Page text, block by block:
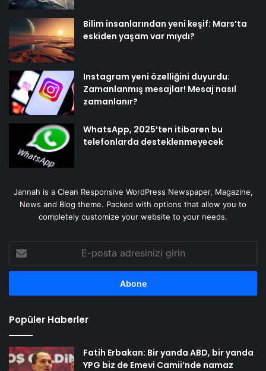
Bilim insanlarından yeni keşif: Mars’ta
eskiden yaşam var mıydı?
Instagram yeni özelliğini duyurdu:
Zamanlanmış mesajlar! Mesaj nasıl
zamanlanır?
WhatsApp, 2025’ten itibaren bu
telefonlarda desteklenmeyecek
Jannah is a Clean Responsive WordPress Newspaper, Magazine,
News and Blog theme. Packed with options that allow you to
completely customize your website to your needs.
posta
adresinizi
Popüler Haberler
Fatih Erbakan: Bir yanda ABD, bir yanda
YPG biz de Emevi Camii’nde namaz